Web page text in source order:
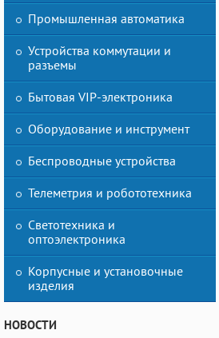
Промышленная автоматика
Устройства коммутации и
разъемы
Бытовая VIP-электроника
Оборудование и инструмент
Беспроводные устройства
Телеметрия и робототехника
Светотехника и
оптоэлектроника
Корпусные и установочные
изделия
НОВОСТИ